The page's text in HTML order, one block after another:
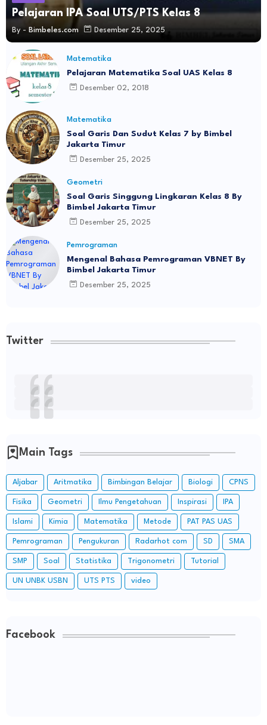
Pelajaran IPA Soal UTS/PTS Kelas 8
By - Bimbeles.com Desember 25, 2025
Matematika
Pelajaran Matematika Soal UAS Kelas 8
Desember 02, 2018
Matematika
Soal Garis Dan Sudut Kelas 7 by Bimbel
Jakarta Timur
Desember 25, 2025
Geometri
Soal Garis Singgung Lingkaran Kelas 8 By
Bimbel Jakarta Timur
Desember 25, 2025
Pemrograman
Mengenal Bahasa Pemrograman VBNET By
Bimbel Jakarta Timur
Desember 25, 2025
Twitter
Main Tags
Aljabar Aritmatika Bimbingan Belajar Biologi CPNS
Fisika Geometri Ilmu Pengetahuan Inspirasi IPA
Islami Kimia Matematika Metode PAT PAS UAS
Pemrograman Pengukuran Radarhot com SD SMA
SMP Soal Statistika Trigonometri Tutorial
UN UNBK USBN UTS PTS video
Facebook